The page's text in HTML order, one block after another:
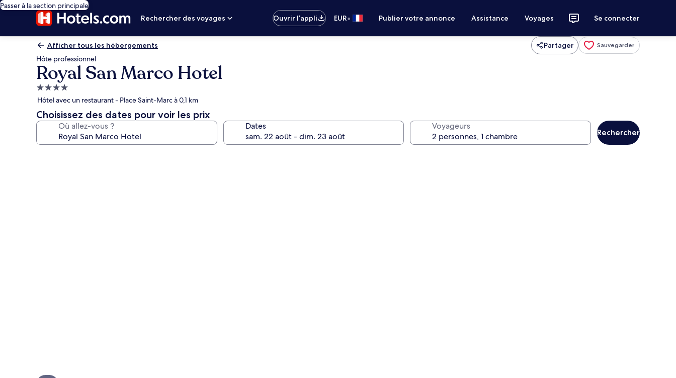
Passer à la section principale
Rechercher des voyages
Ouvrir l’appli EUR• Publier votre annonce Assistance Voyages Se connecter
Afficher tous les hébergements Partager Sauvegarder
Hôte professionnel
Royal San Marco Hotel
Hébergement
4.0 étoiles
Hôtel avec un restaurant - Place Saint-Marc à 0,1 km
Choisissez des dates pour voir les prix
Où allez-vous ? Dates Voyageurs
Rechercher